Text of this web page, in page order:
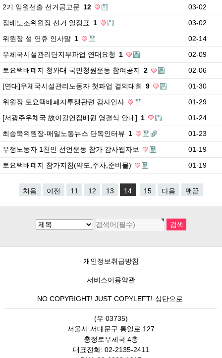
2기 임원선출 선거공고문 12
03-02
집배노조위원장 선거 일정표
1
03-02
위원장 설 연휴 인사말 1
02-14
우체국시설관리단지부파업 연대요청
1
02-09
토요택배폐지 청와대 국민청원운동 참여공지 2
02-06
[연대]우체국시설관리노동자 첫파업 결의대회 9
01-30
위원장 토요택배폐지투쟁관련 감사인사
01-29
[서광주우체국 故이길연집배원 영결식 안내] 1
01-24
최승묵위원장-매일노동뉴스 단독인터뷰 1
01-23
우정노동자 1천인 선언운동 참가 감사웹자보
01-19
토요택배폐지 참가지침(약도,주차,준비물)
01-19
처음 이전 11 12 13 14 15 다음 맨끝
개인정보취급방침
서비스이용약관
NO COPYRIGHT! JUST COPYLEFT! 상단으로
(우 03735)
서울시 서대문구 통일로 127
충정로우체국 4층
대표전화: 02-2135-2411